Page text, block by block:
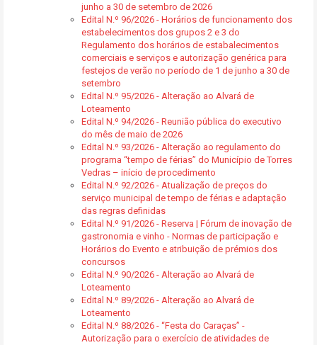
junho a 30 de setembro de 2026
Edital N.º 96/2026 - Horários de funcionamento dos
estabelecimentos dos grupos 2 e 3 do
Regulamento dos horários de estabalecimentos
comerciais e serviços e autorização genérica para
festejos de verão no período de 1 de junho a 30 de
setembro
Edital N.º 95/2026 - Alteração ao Alvará de
Loteamento
Edital N.º 94/2026 - Reunião pública do executivo
do mês de maio de 2026
Edital N.º 93/2026 - Alteração ao regulamento do
programa “tempo de férias” do Município de Torres
Vedras – início de procedimento
Edital N.º 92/2026 - Atualização de preços do
serviço municipal de tempo de férias e adaptação
das regras definidas
Edital N.º 91/2026 - Reserva | Fórum de inovação de
gastronomia e vinho - Normas de participação e
Horários do Evento e atribuição de prémios dos
concursos
Edital N.º 90/2026 - Alteração ao Alvará de
Loteamento
Edital N.º 89/2026 - Alteração ao Alvará de
Loteamento
Edital N.º 88/2026 - “Festa do Caraças” -
Autorização para o exercício de atividades de